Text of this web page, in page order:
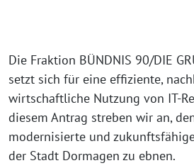
Die Fraktion BÜNDNIS 90/DIE
setzt sich für eine effiziente,
wirtschaftliche Nutzung von IT-
diesem Antrag streben wir an,
modernisierte und
der Stadt Dormagen zu ebnen.